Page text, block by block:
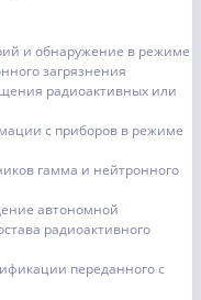
и обнаружение в режиме
загрязнения
радиоактивных или
с приборов в режиме
гамма и нейтронного
автономной
радиоактивного
переданного с